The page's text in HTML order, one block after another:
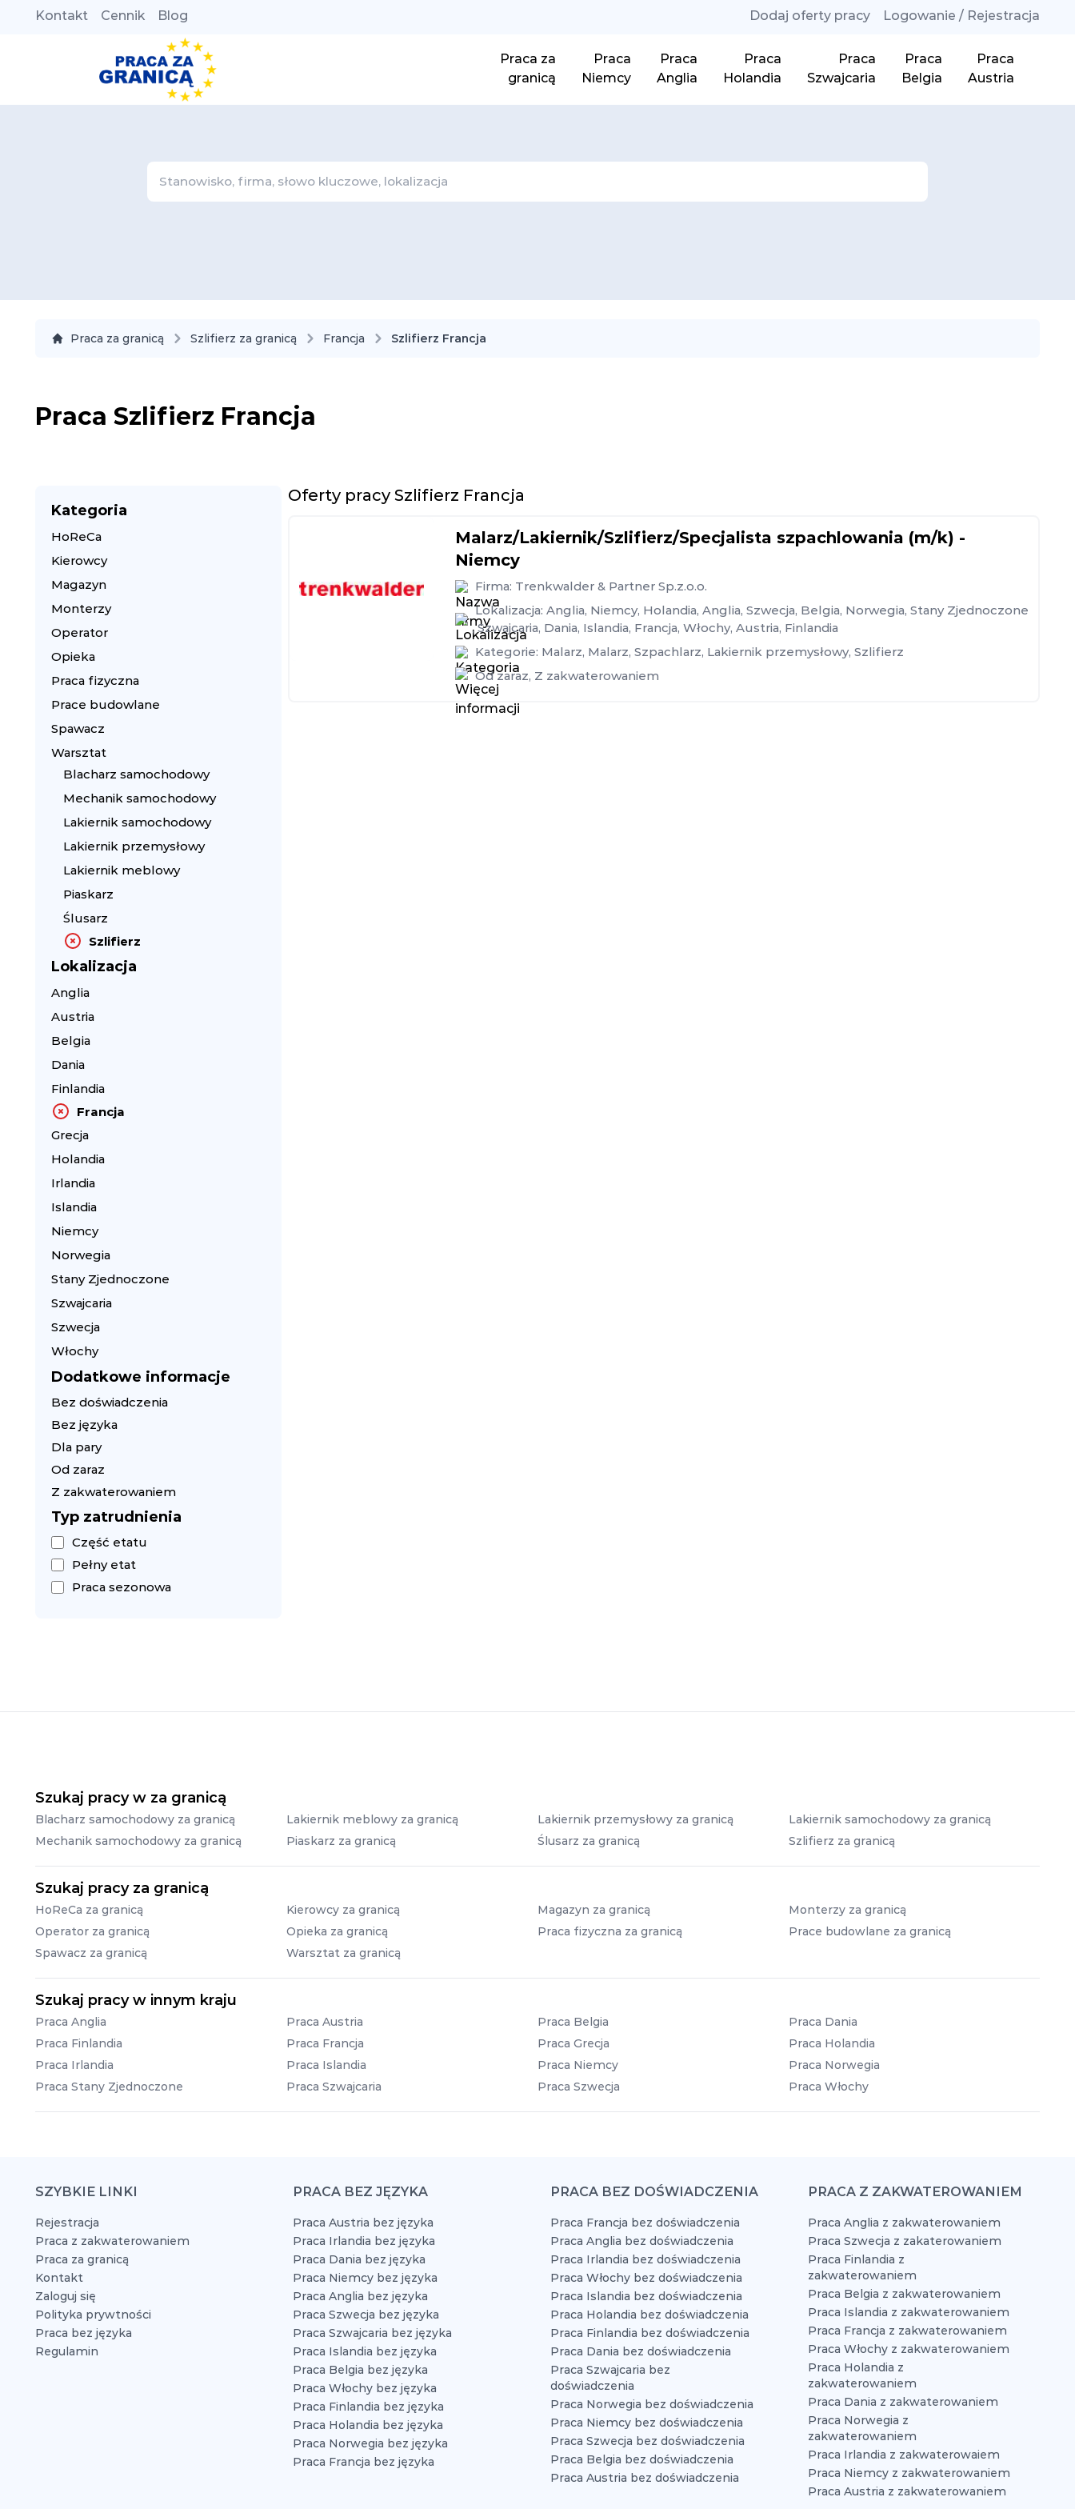
Kontakt Cennik Blog Dodaj oferty pracy Logowanie / Rejestracja
Praca za
granicą
Praca
Niemcy
Praca
Anglia
Praca
Holandia
Praca
Szwajcaria
Praca
Belgia
Praca
Austria
Praca za granicą Szlifierz za granicą Francja Szlifierz Francja
Praca Szlifierz Francja
Kategoria
HoReCa
Kierowcy
Magazyn
Monterzy
Operator
Opieka
Praca fizyczna
Prace budowlane
Spawacz
Warsztat
Blacharz samochodowy
Mechanik samochodowy
Lakiernik samochodowy
Lakiernik przemysłowy
Lakiernik meblowy
Piaskarz
Ślusarz
Szlifierz
Lokalizacja
Anglia
Austria
Belgia
Dania
Finlandia
Francja
Grecja
Holandia
Irlandia
Islandia
Niemcy
Norwegia
Stany Zjednoczone
Szwajcaria
Szwecja
Włochy
Dodatkowe informacje
Bez doświadczenia
Bez języka
Dla pary
Od zaraz
Z zakwaterowaniem
Typ zatrudnienia
Część etatu
Pełny etat
Praca sezonowa
Oferty pracy Szlifierz Francja
Malarz/Lakiernik/Szlifierz/Specjalista szpachlowania (m/k) -
Niemcy
Firma: Trenkwalder & Partner Sp.z.o.o.
Lokalizacja: Anglia, Niemcy, Holandia, Anglia, Szwecja, Belgia, Norwegia, Stany Zjednoczone
, Szwajcaria, Dania, Islandia, Francja, Włochy, Austria, Finlandia
Kategorie: Malarz, Malarz, Szpachlarz, Lakiernik przemysłowy, Szlifierz
Od zaraz, Z zakwaterowaniem
Szukaj pracy w za granicą
Blacharz samochodowy za granicą Lakiernik meblowy za granicą Lakiernik przemysłowy za granicą
Lakiernik samochodowy za granicą
Mechanik samochodowy za granicą
Piaskarz za granicą Ślusarz za granicą Szlifierz za granicą
Szukaj pracy za granicą
HoReCa za granicą Kierowcy za granicą Magazyn za granicą
Monterzy za granicą
Operator za granicą
Opieka za granicą Praca fizyczna za granicą
Prace budowlane za granicą
Spawacz za granicą
Warsztat za granicą
Szukaj pracy w innym kraju
Praca Anglia Praca Austria Praca Belgia
Praca Dania
Praca Finlandia
Praca Francja Praca Grecja
Praca Holandia
Praca Irlandia
Praca Islandia Praca Niemcy
Praca Norwegia
Praca Stany Zjednoczone
Praca Szwajcaria Praca Szwecja Praca Włochy
SZYBKIE LINKI
Rejestracja
Praca z zakwaterowaniem
Praca za granicą
Kontakt
Zaloguj się
Polityka prywtności
Praca bez języka
Regulamin
PRACA BEZ JĘZYKA
Praca Austria bez języka
Praca Irlandia bez języka
Praca Dania bez języka
Praca Niemcy bez języka
Praca Anglia bez języka
Praca Szwecja bez języka
Praca Szwajcaria bez języka
Praca Islandia bez języka
Praca Belgia bez języka
Praca Włochy bez języka
Praca Finlandia bez języka
Praca Holandia bez języka
Praca Norwegia bez języka
Praca Francja bez języka
PRACA BEZ DOŚWIADCZENIA
Praca Francja bez doświadczenia
Praca Anglia bez doświadczenia
Praca Irlandia bez doświadczenia
Praca Włochy bez doświadczenia
Praca Islandia bez doświadczenia
Praca Holandia bez doświadczenia
Praca Finlandia bez doświadczenia
Praca Dania bez doświadczenia
Praca Szwajcaria bez
doświadczenia
Praca Norwegia bez doświadczenia
Praca Niemcy bez doświadczenia
Praca Szwecja bez doświadczenia
Praca Belgia bez doświadczenia
Praca Austria bez doświadczenia
PRACA Z ZAKWATEROWANIEM
Praca Anglia z zakwaterowaniem
Praca Szwecja z zakaterowaniem
Praca Finlandia z
zakwaterowaniem
Praca Belgia z zakwaterowaniem
Praca Islandia z zakwaterowaniem
Praca Francja z zakwaterowaniem
Praca Włochy z zakwaterowaniem
Praca Holandia z
zakwaterowaniem
Praca Dania z zakwaterowaniem
Praca Norwegia z
zakwaterowaniem
Praca Irlandia z zakwaterowaiem
Praca Niemcy z zakwaterowaniem
Praca Austria z zakwaterowaniem